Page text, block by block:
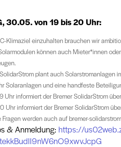
30.05. von 19 bis 20 Uhr:
Klimaziel einzuhalten brauchen wir
können auch Mieter*innen
plant auch
Solaranlagen und eine handfeste
Uhr informiert der Bremer SolidarStrom
Uhr informiert der Bremer SolidarStrom
werden auch auf bremer-
& Anmeldung: https://